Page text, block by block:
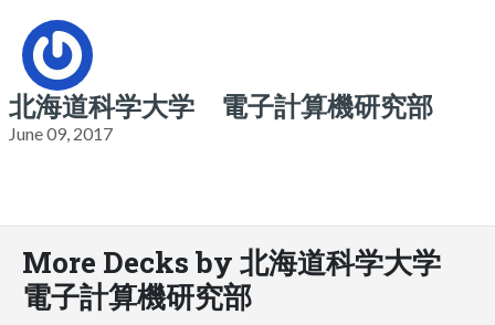
北海道科学大学 電子計算機研究部
June 09, 2017
More Decks by 北海道科学大学
電子計算機研究部